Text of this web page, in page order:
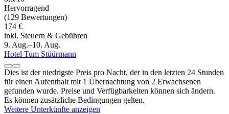
Hervorragend
(129 Bewertungen)
174 €
inkl. Steuern & Gebühren
9. Aug.–10. Aug.
Hotel Tum Stüürmann
Dies ist der niedrigste Preis pro Nacht, der in den letzten 24 Stunden
für einen Aufenthalt mit 1 Übernachtung von 2 Erwachsenen
gefunden wurde. Preise und Verfügbarkeiten können sich ändern.
Es können zusätzliche Bedingungen gelten.
Weitere Unterkünfte anzeigen